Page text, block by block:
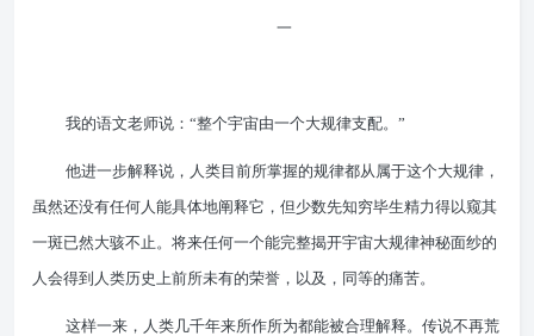
一
我的语文老师说：“整个宇宙由一个大规律支配。”
他进一步解释说，人类目前所掌握的规律都从属于这个大规律，
虽然还没有任何人能具体地阐释它，但少数先知穷毕生精力得以窥其
一斑已然大骇不止。将来任何一个能完整揭开宇宙大规律神秘面纱的
人会得到人类历史上前所未有的荣誉，以及，同等的痛苦。
这样一来，人类几千年来所作所为都能被合理解释。传说不再荒